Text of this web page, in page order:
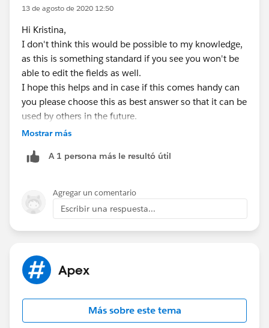
13 de agosto de 2020 12:50
Hi Kristina,
I don't think this would be possible to my knowledge,
as this is something standard if you see you won't be
able to edit the fields as well.
I hope this helps and in case if this comes handy can
you please choose this as best answer so that it can be
used by others in the future.
Regatds,
Mostrar más
A 1 persona más le resultó útil
Agregar un comentario
Escribir una respuesta...
Apex
Más sobre este tema